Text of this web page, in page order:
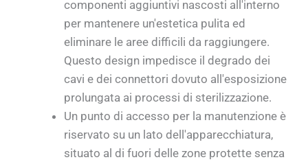
componenti aggiuntivi nascosti all'interno
per mantenere un'estetica pulita ed
eliminare le aree difficili da raggiungere.
Questo design impedisce il degrado dei
cavi e dei connettori dovuto all'esposizione
prolungata ai processi di sterilizzazione.
Un punto di accesso per la manutenzione è
riservato su un lato dell'apparecchiatura,
situato al di fuori delle zone protette senza